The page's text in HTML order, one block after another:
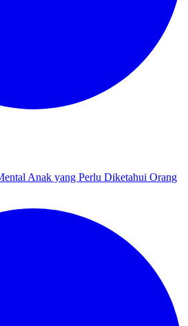
Anak yang Perlu Diketahui Orang